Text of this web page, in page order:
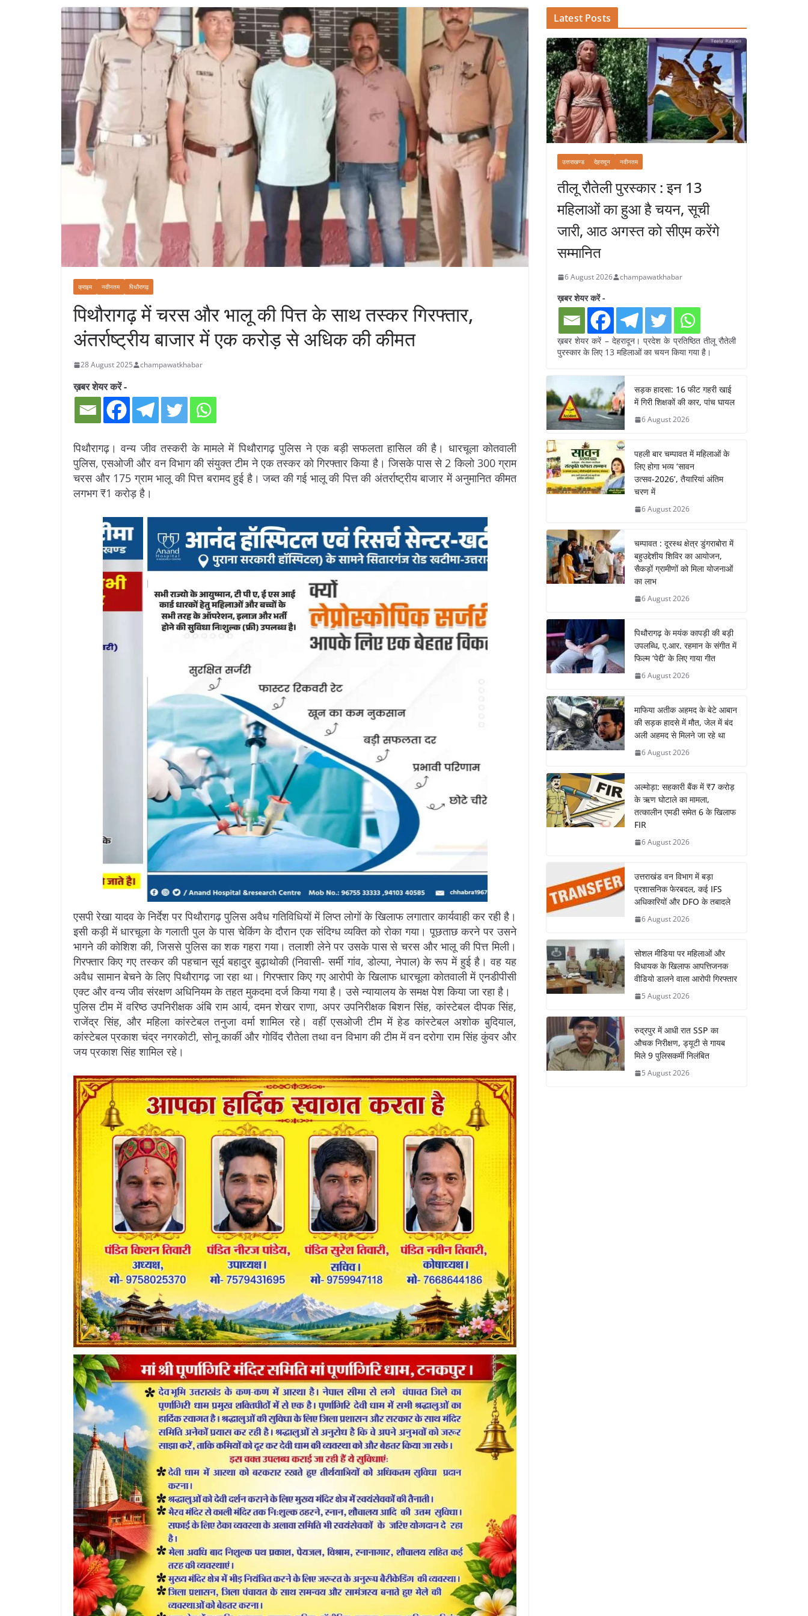
क्राइम नवीनतम पिथौरागढ़
पिथौरागढ़ में चरस और भालू की पित्त के साथ तस्कर गिरफ्तार,
अंतर्राष्ट्रीय बाजार में एक करोड़ से अधिक की कीमत
28 August 2025 champawatkhabar
ख़बर शेयर करें -
पिथौरागढ़। वन्य जीव तस्करी के मामले में पिथौरागढ़ पुलिस ने एक बड़ी सफलता हासिल की है। धारचूला कोतवाली
पुलिस, एसओजी और वन विभाग की संयुक्त टीम ने एक तस्कर को गिरफ्तार किया है। जिसके पास से 2 किलो 300 ग्राम
चरस और 175 ग्राम भालू की पित्त बरामद हुई है। जब्त की गई भालू की पित्त की अंतर्राष्ट्रीय बाजार में अनुमानित कीमत
लगभग ₹1 करोड़ है।
एसपी रेखा यादव के निर्देश पर पिथौरागढ़ पुलिस अवैध गतिविधियों में लिप्त लोगों के खिलाफ लगातार कार्यवाही कर रही है।
इसी कड़ी में धारचूला के गलाती पुल के पास चेकिंग के दौरान एक संदिग्ध व्यक्ति को रोका गया। पूछताछ करने पर उसने
भागने की कोशिश की, जिससे पुलिस का शक गहरा गया। ​तलाशी लेने पर उसके पास से चरस और भालू की पित्त मिली।
गिरफ्तार किए गए तस्कर की पहचान सूर्य बहादुर बुढ़ाथोकी (निवासी- सर्मी गांव, डोल्पा, नेपाल) के रूप में हुई है। वह यह
अवैध सामान बेचने के लिए पिथौरागढ़ जा रहा था। ​गिरफ्तार किए गए आरोपी के खिलाफ धारचूला कोतवाली में एनडीपीसी
एक्ट और वन्य जीव संरक्षण अधिनियम के तहत मुकदमा दर्ज किया गया है। उसे न्यायालय के समक्ष पेश किया जा रहा है।
पुलिस टीम में वरिष्ठ उपनिरीक्षक अंबि राम आर्य, दमन शेखर राणा, अपर उपनिरीक्षक बिशन सिंह, कांस्टेबल दीपक सिंह,
राजेंद्र सिंह, और महिला कांस्टेबल तनुजा वर्मा शामिल रहे। वहीं एसओजी टीम में हेड कांस्टेबल अशोक बुदियाल,
कांस्टेबल प्रकाश चंद्र नगरकोटी, सोनू कार्की और गोविंद रौतेला तथा वन विभाग की टीम में वन दरोगा राम सिंह कुंवर और
जय प्रकाश सिंह शामिल रहे।
Latest Posts
उत्तराखण्ड देहरादून नवीनतम
तीलू रौतेली पुरस्कार : इन 13
महिलाओं का हुआ है चयन, सूची
जारी, आठ अगस्त को सीएम करेंगे
सम्मानित
6 August 2026 champawatkhabar
ख़बर शेयर करें -
ख़बर शेयर करें – देहरादून। प्रदेश के प्रतिष्ठित तीलू रौतेली
पुरस्कार के लिए 13 महिलाओं का चयन किया गया है।
सड़क हादसा: 16 फीट गहरी खाई
में गिरी शिक्षकों की कार, पांच घायल
6 August 2026
पहली बार चम्पावत में महिलाओं के
लिए होगा भव्य ‘सावन
उत्सव-2026’, तैयारियां अंतिम
चरण में
6 August 2026
चम्पावत : दूरस्थ क्षेत्र डुंगराबोरा में
बहुउद्देशीय शिविर का आयोजन,
सैकड़ों ग्रामीणों को मिला योजनाओं
का लाभ
6 August 2026
पिथौरागढ़ के मयंक कापड़ी की बड़ी
उपलब्धि, ए.आर. रहमान के संगीत में
फिल्म ‘पेद्दी’ के लिए गाया गीत
6 August 2026
माफिया अतीक अहमद के बेटे आबान
की सड़क हादसे में मौत, जेल में बंद
अली अहमद से मिलने जा रहे था
6 August 2026
अल्मोड़ा: सहकारी बैंक में ₹7 करोड़
के ऋण घोटाले का मामला,
तत्कालीन एमडी समेत 6 के खिलाफ
FIR
6 August 2026
उत्तराखंड वन विभाग में बड़ा
प्रशासनिक फेरबदल, कई IFS
अधिकारियों और DFO के तबादले
6 August 2026
सोशल मीडिया पर महिलाओं और
विधायक के खिलाफ आपत्तिजनक
वीडियो डालने वाला आरोपी गिरफ्तार
5 August 2026
रुद्रपुर में आधी रात SSP का
औचक निरीक्षण, ड्यूटी से गायब
मिले 9 पुलिसकर्मी निलंबित
5 August 2026